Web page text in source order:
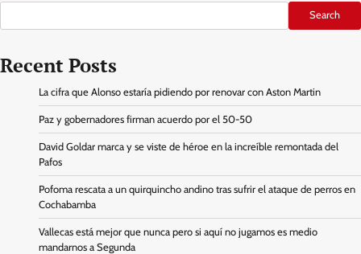
Search
Recent Posts
La cifra que Alonso estaría pidiendo por renovar con Aston Martin
Paz y gobernadores firman acuerdo por el 50-50
David Goldar marca y se viste de héroe en la increíble remontada del
Pafos
Pofoma rescata a un quirquincho andino tras sufrir el ataque de perros en
Cochabamba
Vallecas está mejor que nunca pero si aquí no jugamos es medio
mandarnos a Segunda